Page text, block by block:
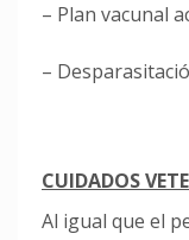
– Plan vacunal
–
CUIDADOS
Al igual que el